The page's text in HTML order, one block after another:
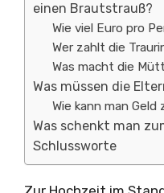
einen Brautstrauß?
Wie viel Euro pro
Wer zahlt die
Was macht die
Was müssen die
Wie kann man
Was schenkt man
Schlussworte